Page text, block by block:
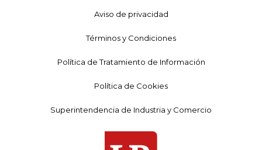
Aviso de privacidad
Términos y Condiciones
Política de Tratamiento de Información
Política de Cookies
Superintendencia de Industria y Comercio